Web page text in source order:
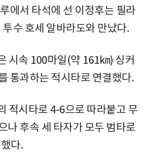
에서 타석에 선 이정후는 필라
수 호세 알바라도와 만났다.
시속 100마일(약 161㎞) 싱커
통과하는 적시타로 연결했다.
적시타로 4-6으로 따라붙고 무
나 후속 세 타자가 모두 범타로
다.